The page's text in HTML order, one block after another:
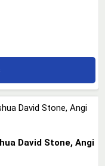
David Stone, Angi